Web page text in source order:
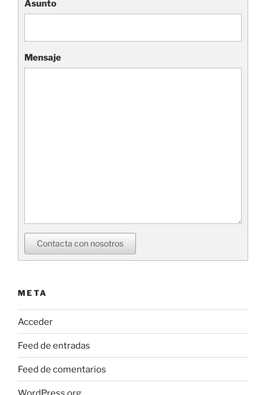
Asunto
Mensaje
Contacta con nosotros
META
Acceder
Feed de entradas
Feed de comentarios